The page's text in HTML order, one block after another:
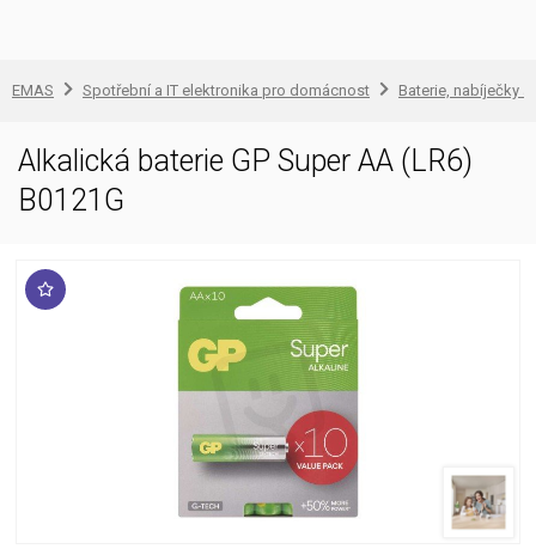
EMAS Spotřební a IT elektronika pro domácnost Baterie, nabíječky
Alkalická baterie GP Super AA (LR6)
B0121G